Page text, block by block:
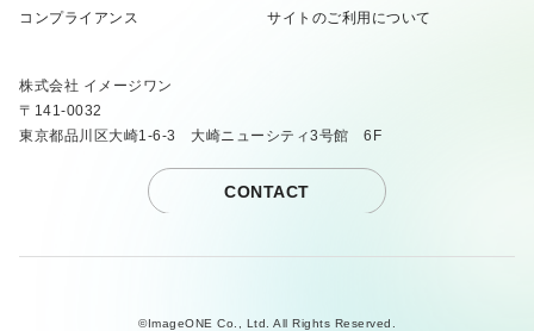
コンプライアンス
サイトのご利用について
株式会社 イメージワン
〒141-0032
東京都品川区大崎1-6-3 大崎ニューシティ3号館 6F
CONTACT
©ImageONE Co., Ltd. All Rights Reserved.